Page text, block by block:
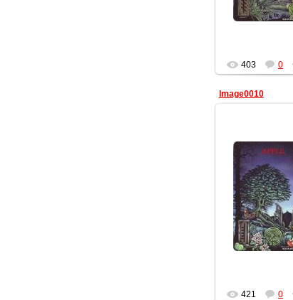
403 0
Image0010
10.02.2012
Геката
421 0